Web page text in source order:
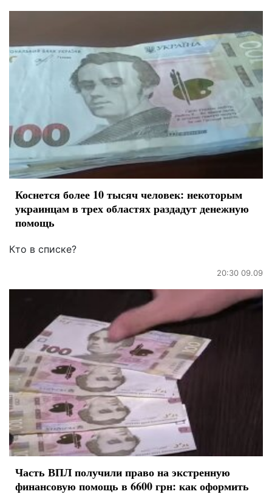
Коснется более 10 тысяч человек: некоторым
украинцам в трех областях раздадут денежную
помощь
Кто в списке?
20:30 09.09
Часть ВПЛ получили право на экстренную
финансовую помощь в 6600 грн: как оформить